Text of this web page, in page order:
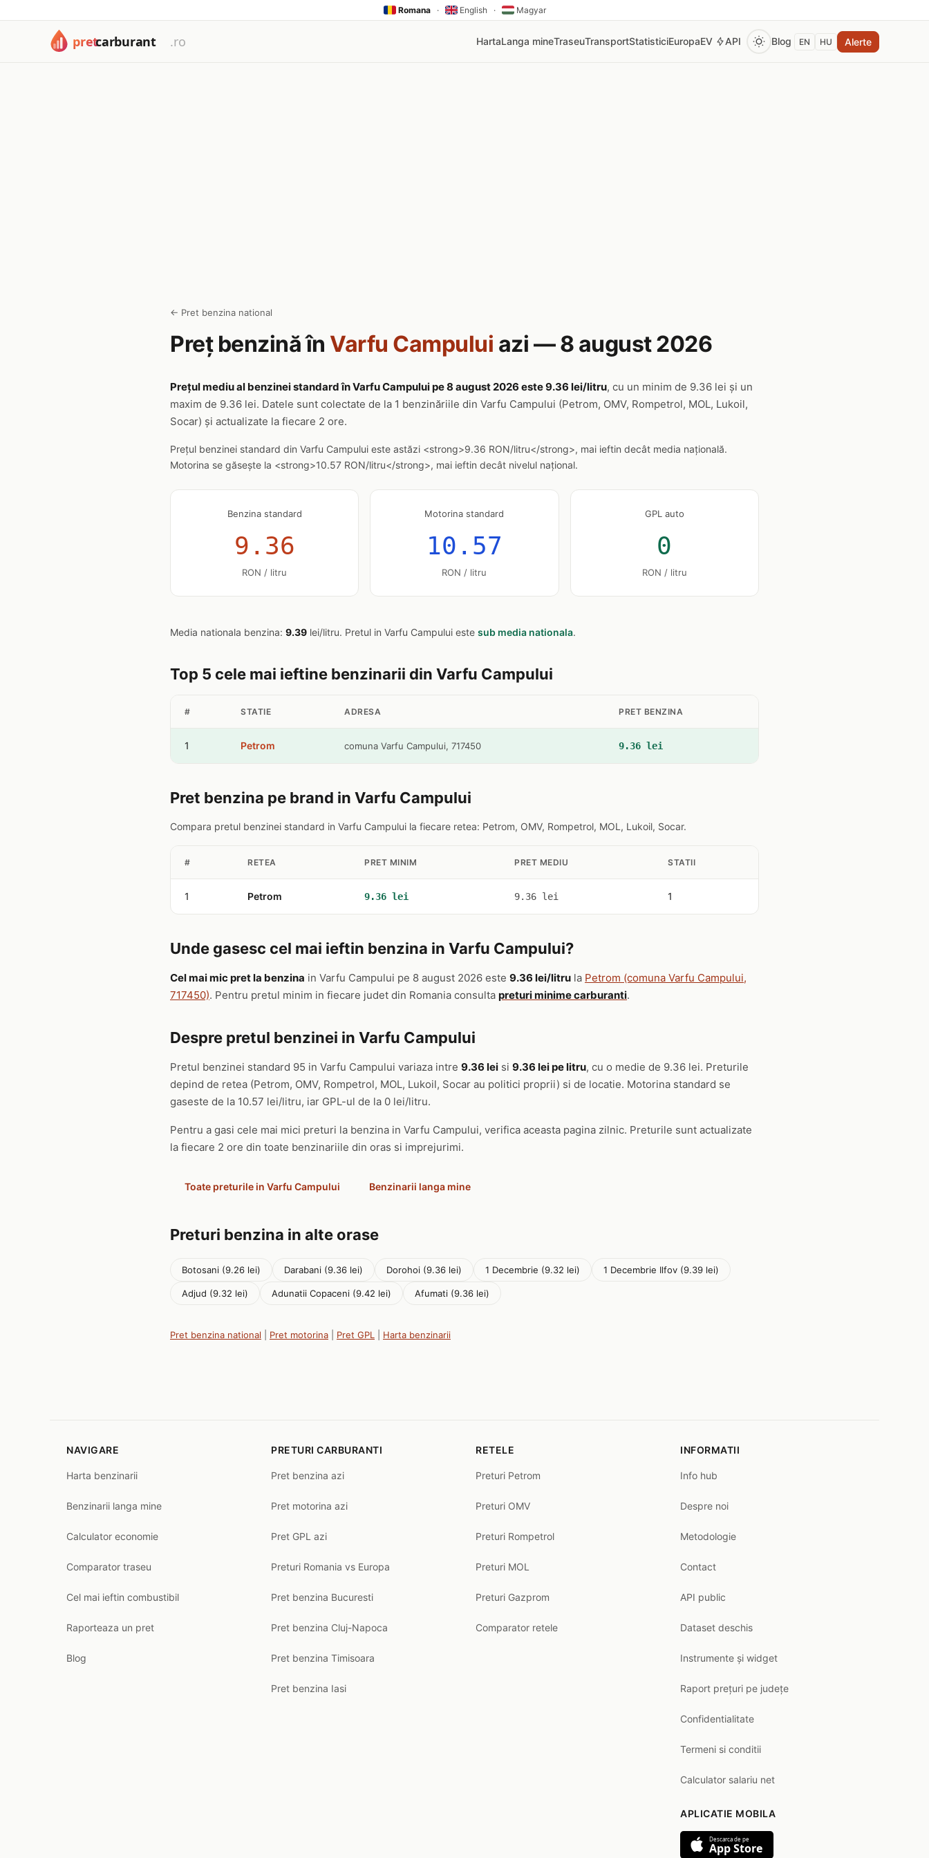
Romana · English · Magyar
HartaLanga mineTraseuTransportStatisticiEuropaEV API Blog EN HU Alerte
← Pret benzina national
Preț benzină în Varfu Campului azi — 8 august 2026
Prețul mediu al benzinei standard în Varfu Campului pe 8 august 2026 este 9.36 lei/litru, cu un minim de 9.36 lei și un
maxim de 9.36 lei. Datele sunt colectate de la 1 benzinăriile din Varfu Campului (Petrom, OMV, Rompetrol, MOL, Lukoil,
Socar) și actualizate la fiecare 2 ore.
Prețul benzinei standard din Varfu Campului este astăzi <strong>9.36 RON/litru</strong>, mai ieftin decât media națională.
Motorina se găsește la <strong>10.57 RON/litru</strong>, mai ieftin decât nivelul național.
Benzina standard
9.36
RON / litru
Motorina standard
10.57
RON / litru
GPL auto
0
RON / litru
Media nationala benzina: 9.39 lei/litru. Pretul in Varfu Campului este sub media nationala.
Top 5 cele mai ieftine benzinarii din Varfu Campului
# STATIE ADRESA PRET BENZINA
1 Petrom comuna Varfu Campului, 717450 9.36 lei
Pret benzina pe brand in Varfu Campului
Compara pretul benzinei standard in Varfu Campului la fiecare retea: Petrom, OMV, Rompetrol, MOL, Lukoil, Socar.
# RETEA PRET MINIM PRET MEDIU STATII
1 Petrom 9.36 lei 9.36 lei 1
Unde gasesc cel mai ieftin benzina in Varfu Campului?
Cel mai mic pret la benzina in Varfu Campului pe 8 august 2026 este 9.36 lei/litru la Petrom (comuna Varfu Campului,
717450). Pentru pretul minim in fiecare judet din Romania consulta preturi minime carburanti.
Despre pretul benzinei in Varfu Campului
Pretul benzinei standard 95 in Varfu Campului variaza intre 9.36 lei si 9.36 lei pe litru, cu o medie de 9.36 lei. Preturile
depind de retea (Petrom, OMV, Rompetrol, MOL, Lukoil, Socar au politici proprii) si de locatie. Motorina standard se
gaseste de la 10.57 lei/litru, iar GPL-ul de la 0 lei/litru.
Pentru a gasi cele mai mici preturi la benzina in Varfu Campului, verifica aceasta pagina zilnic. Preturile sunt actualizate
la fiecare 2 ore din toate benzinariile din oras si imprejurimi.
Toate preturile in Varfu Campului Benzinarii langa mine
Preturi benzina in alte orase
Botosani (9.26 lei) Darabani (9.36 lei) Dorohoi (9.36 lei) 1 Decembrie (9.32 lei) 1 Decembrie Ilfov (9.39 lei)
Adjud (9.32 lei) Adunatii Copaceni (9.42 lei) Afumati (9.36 lei)
Pret benzina national Pret motorina Pret GPL Harta benzinarii
NAVIGARE
Harta benzinarii
Benzinarii langa mine
Calculator economie
Comparator traseu
Cel mai ieftin combustibil
Raporteaza un pret
Blog
PRETURI CARBURANTI
Pret benzina azi
Pret motorina azi
Pret GPL azi
Preturi Romania vs Europa
Pret benzina Bucuresti
Pret benzina Cluj-Napoca
Pret benzina Timisoara
Pret benzina Iasi
RETELE
Preturi Petrom
Preturi OMV
Preturi Rompetrol
Preturi MOL
Preturi Gazprom
Comparator retele
INFORMATII
Info hub
Despre noi
Metodologie
Contact
API public
Dataset deschis
Instrumente și widget
Raport prețuri pe județe
Confidentialitate
Termeni si conditii
Calculator salariu net
APLICATIE MOBILA
Descarca de pe
App Store